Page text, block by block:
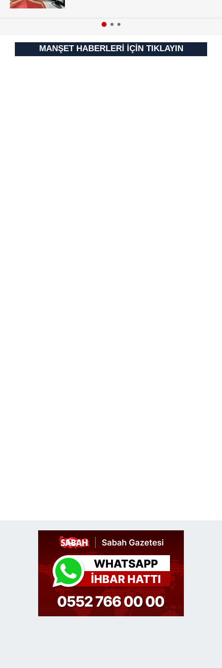
kullanılmaktadır. Bu çerezler vasıtasıyla çeşitli kişisel
verileriniz işlenmekte olup gerekli olan çerezler bilgi
toplumu hizmetlerinin sunulması amacıyla
kullanılmaktadır. Diğer çerezler, sitemizin daha işlevsel
kılınması ve kişiselleştirilmesi ve sizlere yönelik
MANŞET HABERLERİ İÇİN TIKLAYIN